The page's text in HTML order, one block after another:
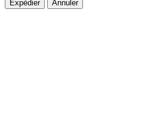
Expédier Annuler